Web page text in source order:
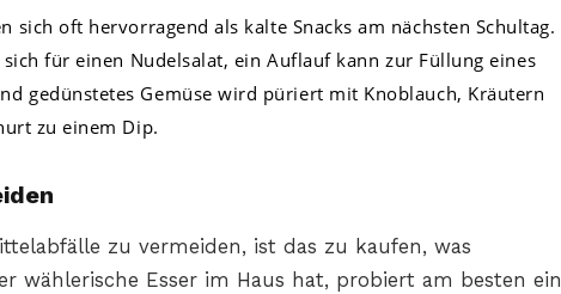
sich oft hervorragend als kalte Snacks am nächsten Schultag.
für einen Nudelsalat, ein Auflauf kann zur Füllung eines
gedünstetes Gemüse wird püriert mit Knoblauch, Kräutern
zu einem Dip.
zu vermeiden, ist das zu kaufen, was
wählerische Esser im Haus hat, probiert am besten ein